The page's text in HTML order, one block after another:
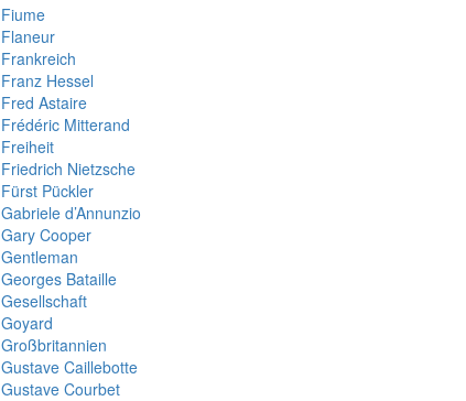
Fiume
Flaneur
Frankreich
Franz Hessel
Fred Astaire
Frédéric Mitterand
Freiheit
Friedrich Nietzsche
Fürst Pückler
Gabriele d’Annunzio
Gary Cooper
Gentleman
Georges Bataille
Gesellschaft
Goyard
Großbritannien
Gustave Caillebotte
Gustave Courbet